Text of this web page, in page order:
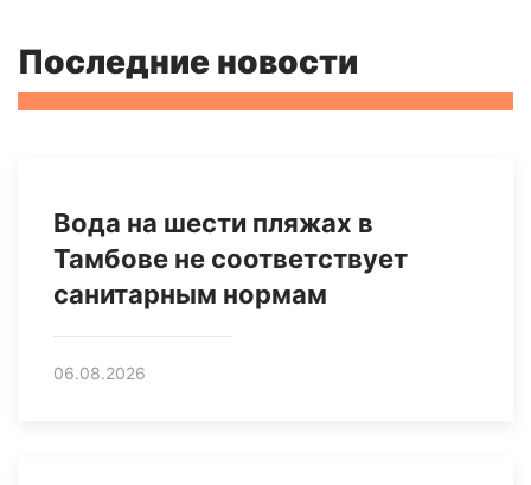
Последние новости
Вода на шести пляжах в
Тамбове не соответствует
санитарным нормам
06.08.2026